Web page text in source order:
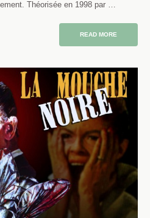
Théorisée en 1998 par …
READ MORE